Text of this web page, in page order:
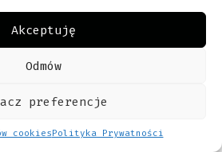
Akceptuję
Odmów
preferencje
cookiesPolityka Prywatności
wpływa na
barkowej. Dodatkowo
długiego
podtrzymuje objawy